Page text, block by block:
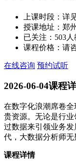
上课时段： 详
授课地址： 郑
已关注： 503人
课程价格： 请
在线咨询 预约试听
2026-06-04课程
在数字化浪潮席卷
贵资源。无论是行
过数据来引领业务
代，大数据分析师无
课程详情